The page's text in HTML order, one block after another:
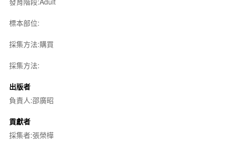
標本部位:
採集方法:購買
採集方法:
出版者
負責人:邵廣昭
貢獻者
採集者:張榮樺